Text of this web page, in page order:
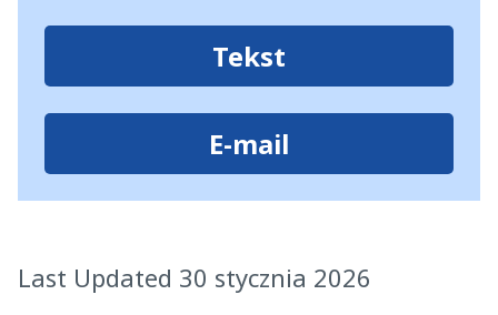
Tekst
E-mail
Last Updated 30 stycznia 2026